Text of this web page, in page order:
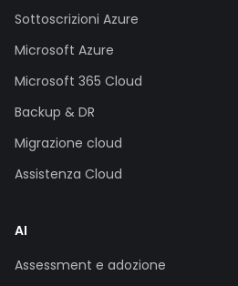
Sottoscrizioni Azure
Microsoft Azure
Microsoft 365 Cloud
Backup & DR
Migrazione cloud
Assistenza Cloud
AI
Assessment e adozione